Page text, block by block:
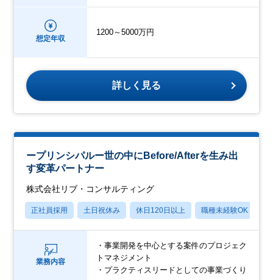
想定年収
1200～5000万円
詳しく見る
ープリンシパルー世の中にBefore/Afterを生み出
す変革パートナー
株式会社リブ・コンサルティング
正社員採用 土日祝休み 休日120日以上 職種未経験OK
業務内容
・事業開発を中心とする案件のプロジェク
トマネジメント
・プラクティスリードとしての事業づくり